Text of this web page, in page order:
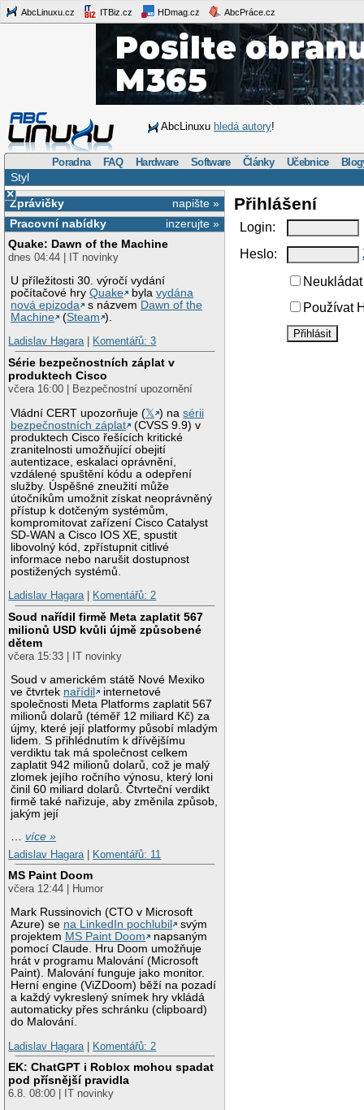
AbcLinuxu.cz ITBiz.cz HDmag.cz AbcPráce.cz
AbcLinuxu hledá autory!
Poradna FAQ Hardware Software Články Učebnice
Styl
×
napište »
Zprávičky
inzerujte »
Pracovní nabídky
Quake: Dawn of the Machine
dnes 04:44 | IT novinky
U příležitosti 30. výročí vydání
počítačové hryQuake bylavydána
nová epizoda
s názvem Dawn of the
Machine
(Steam ).
Ladislav Hagara| Komentářů: 3
Série bezpečnostních záplat v
produktech Cisco
včera 16:00 | Bezpečnostní upozornění
Vládní CERT upozorňuje (𝕏 ) nasérii
bezpečnostních záplat
(CVSS 9.9) v
produktech Cisco řešících kritické
zranitelnosti umožňující obejití
autentizace, eskalaci oprávnění,
vzdálené spuštění kódu a odepření
služby. Úspěšné zneužití může
útočníkům umožnit získat neoprávněný
přístup k dotčeným systémům,
kompromitovat zařízení Cisco Catalyst
SD-WAN a Cisco IOS XE, spustit
libovolný kód, zpřístupnit citlivé
informace nebo narušit dostupnost
postižených systémů.
Ladislav Hagara| Komentářů: 2
Soud nařídil firmě Meta zaplatit 567
milionů USD kvůli újmě způsobené
dětem
včera 15:33 | IT novinky
Soud v americkém státě Nové Mexiko
ve čtvrtek nařídil
internetové
společnosti Meta Platforms zaplatit 567
milionů dolarů (téměř 12 miliard Kč) za
újmy, které její platformy působí mladým
lidem. S přihlédnutím k dřívějšímu
verdiktu tak má společnost celkem
zaplatit 942 milionů dolarů, což je malý
zlomek jejího ročního výnosu, který loni
činil 60 miliard dolarů. Čtvrteční verdikt
firmě také nařizuje, aby změnila způsob,
jakým její
…více »
Ladislav Hagara
Komentářů: 11
MS Paint Doom
včera 12:44 | Humor
Mark Russinovich (CTO v Microsoft
Azure) se na LinkedIn pochlubil
svým
projektem MS Paint Doom
napsaným
pomocí Claude. Hru Doom umožňuje
hrát v programu Malování (Microsoft
Paint). Malování funguje jako monitor.
Herní engine (ViZDoom) běží na pozadí
a každý vykreslený snímek hry vkládá
automaticky přes schránku (clipboard)
do Malování.
Ladislav Hagara
Komentářů: 2
EK: ChatGPT i Roblox mohou spadat
pod přísnější pravidla
6.8. 08:00 | IT novinky
Přihlášení
Login:
Heslo:
Používat